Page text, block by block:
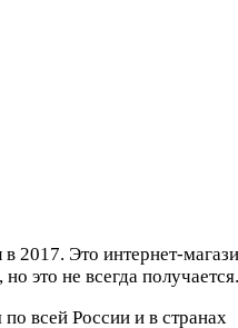
в 2017. Это интернет-
это не всегда
всей России и в странах